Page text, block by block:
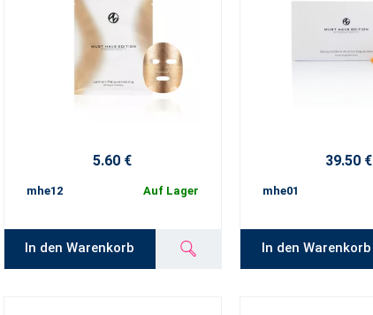
5.60 €
mhe12 Auf Lager
In den Warenkorb
39.50 €
mhe01
In den Warenkorb